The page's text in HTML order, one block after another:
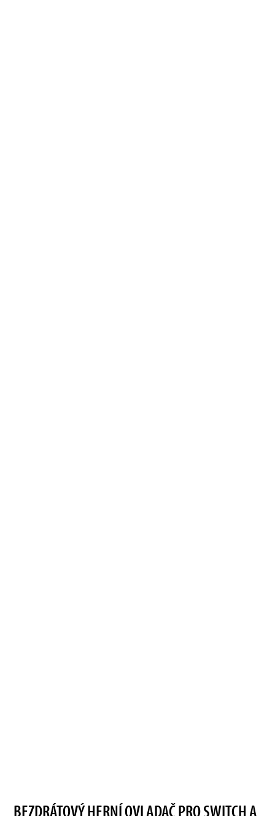
BEZDRÁTOVÝ HERNÍ OVLADAČ PRO SWITCH A